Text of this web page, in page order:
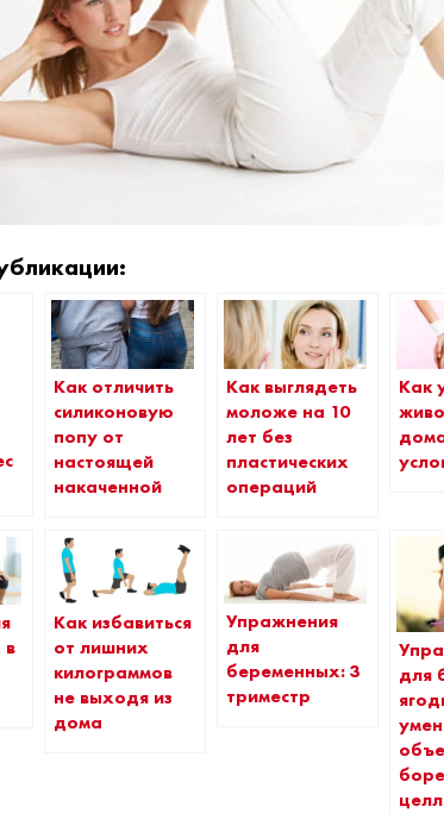
Как отличить
силиконовую
попу от
настоящей
накаченной
Как выглядеть
моложе на 10
лет без
пластических
операций
Как
в
Как избавиться
от лишних
килограммов
не выходя из
дома
Упражнения
для
беременных: 3
триместр
для